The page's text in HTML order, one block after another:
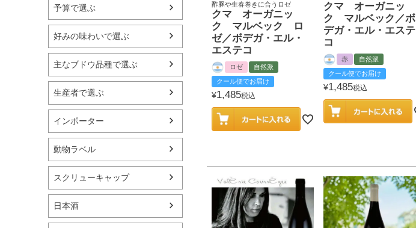
予算で選ぶ
好みの味わいで選ぶ
主なブドウ品種で選ぶ
生産者で選ぶ
インポーター
動物ラベル
スクリューキャップ
日本酒
酢豚や生春巻きに合うロゼ
クマ オーガニッ
ク マルベック ロ
ゼ／ボデガ・エル・
エステコ
ロゼ
自然派
クール便でお届け
¥1,485税込
クマ オーガニッ
ク マルベック／ボ
デガ・エル・エステ
コ
赤
自然派
クール便でお届け
¥1,485税込